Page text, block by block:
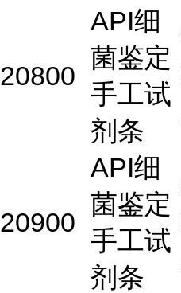
20800
API细
菌鉴定
手工试
剂条
20900
API细
菌鉴定
手工试
剂条